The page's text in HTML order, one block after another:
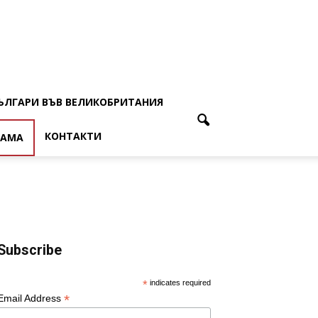
ВЪВ ВЕЛИКОБРИТАНИЯ
КОНТАКТИ
* indicates required
Address *